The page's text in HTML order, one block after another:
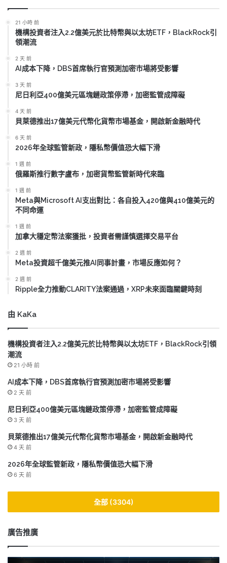
21 小時 前
機構投資者注入2.2億美元於比特幣與以太坊ETF，BlackRock引
領潮流
2 天 前
AI成本下降，DBS首席執行官預測加密市場將受影響
3 天 前
尼日利亞400億美元區塊鏈政策停滯，加密監管成障礙
4 天 前
貝萊德推出17億美元代幣化貨幣市場基金，開啟新金融時代
6 天 前
2026年全球監管新政，隱私幣價值恐大幅下滑
1 週 前
俄羅斯推行數字盧布，加密貨幣監管新時代來臨
1 週 前
Meta與Microsoft AI支出對比：各自投入420億與410億美元的
不同命運
1 週 前
加拿大穩定幣法案獲批，投資者需謹慎選擇交易平台
2 週 前
Meta投資超千億美元推AI同事計畫，市場反應如何？
2 週 前
Ripple全力推動CLARITY法案通過，XRP未來面臨關鍵時刻
由 KaKa
機構投資者注入2.2億美元於比特幣與以太坊ETF，BlackRock引領
潮流
21 小時 前
AI成本下降，DBS首席執行官預測加密市場將受影響
2 天 前
尼日利亞400億美元區塊鏈政策停滯，加密監管成障礙
3 天 前
貝萊德推出17億美元代幣化貨幣市場基金，開啟新金融時代
4 天 前
2026年全球監管新政，隱私幣價值恐大幅下滑
6 天 前
全部 (3304)
廣告推廣